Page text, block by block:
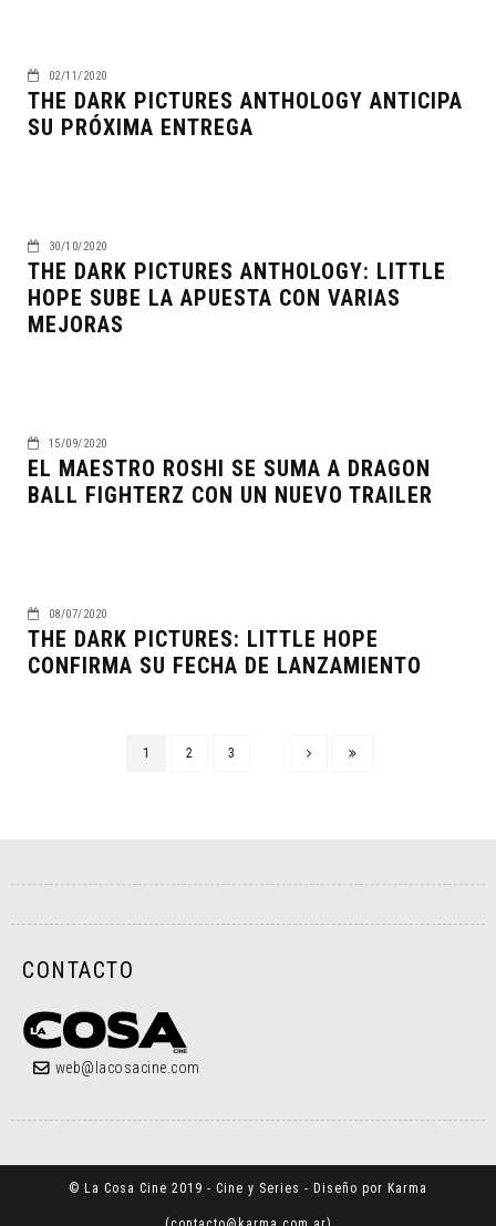
02/11/2020
THE DARK PICTURES ANTHOLOGY ANTICIPA
SU PRÓXIMA ENTREGA
30/10/2020
THE DARK PICTURES ANTHOLOGY: LITTLE
HOPE SUBE LA APUESTA CON VARIAS
MEJORAS
15/09/2020
EL MAESTRO ROSHI SE SUMA A DRAGON
BALL FIGHTERZ CON UN NUEVO TRAILER
08/07/2020
THE DARK PICTURES: LITTLE HOPE
CONFIRMA SU FECHA DE LANZAMIENTO
1 2 3
CONTACTO
web@lacosacine.com
© La Cosa Cine 2019 - Cine y Series - Diseño por Karma